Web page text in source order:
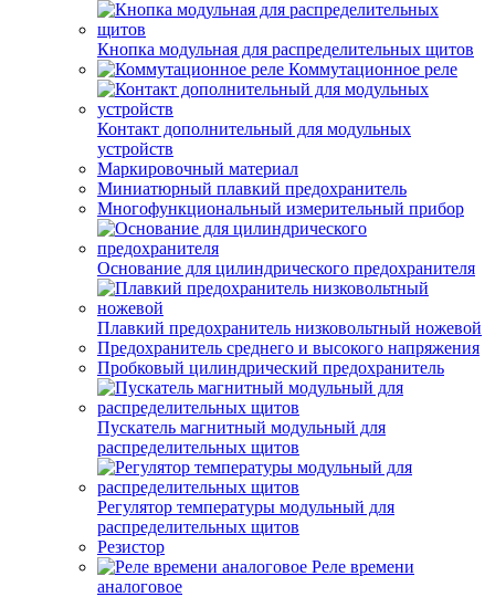
Кнопка модульная для распределительных щитов
Коммутационное реле
Контакт дополнительный для модульных
устройств
Маркировочный материал
Миниатюрный плавкий предохранитель
Многофункциональный измерительный прибор
Основание для цилиндрического предохранителя
Плавкий предохранитель низковольтный ножевой
Предохранитель среднего и высокого напряжения
Пробковый цилиндрический предохранитель
Пускатель магнитный модульный для
распределительных щитов
Регулятор температуры модульный для
распределительных щитов
Резистор
Реле времени
аналоговое